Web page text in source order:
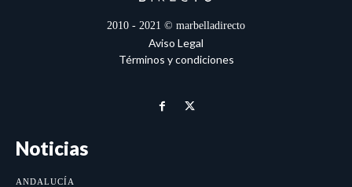
2010 - 2021 © marbelladirecto
Aviso Legal
Términos y condiciones
Noticias
ANDALUCÍA